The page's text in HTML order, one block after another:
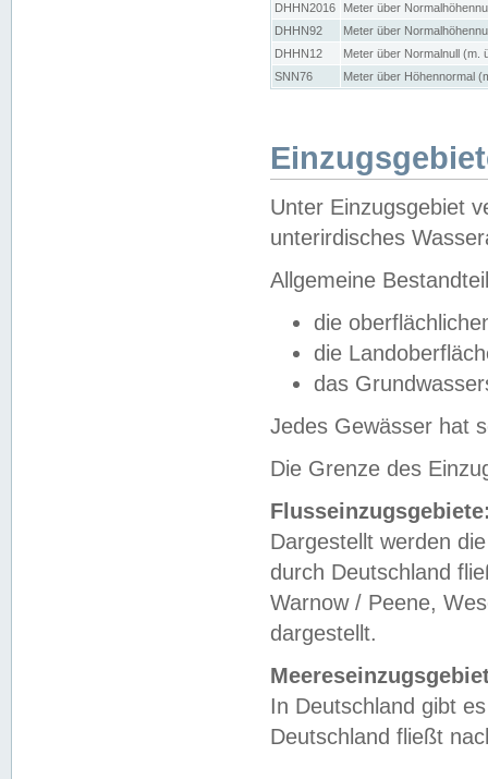
DHHN2016
Meter über
DHHN92
Meter über
DHHN12
Meter über Normalnull (m.
SNN76
Meter über Höhennormal
Unter Einzugsgebiet
unterirdisches
Allgemeine
die
die
das
Jedes Gewässer hat
Die Grenze des
Dargestellt werden
durch Deutschland
Warnow / Peene,
dargestellt.
In Deutschland gibt
Deutschland fließt